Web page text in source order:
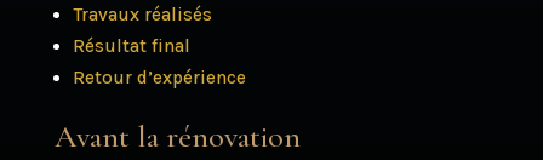
Travaux réalisés
Résultat final
Retour d’expérience
Avant la rénovation